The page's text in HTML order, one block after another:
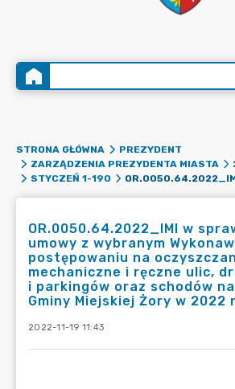
STRONA GŁÓWNA
PREZYDENT
ZARZĄDZENIA PREZYDENTA MIASTA
STYCZEŃ 1-190
OR.0050.64.2022_IMI w
umowy z wybranym
postępowaniu na
mechaniczne i ręczne ulic,
i parkingów oraz schodów
Gminy Miejskiej Żory w 2022
2022-11-19 11:43